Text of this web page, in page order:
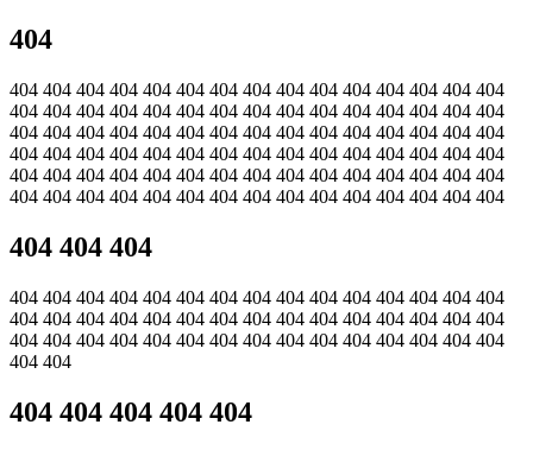
404
404 404 404 404 404 404 404 404 404 404 404 404 404 404 404
404 404 404 404 404 404 404 404 404 404 404 404 404 404 404
404 404 404 404 404 404 404 404 404 404 404 404 404 404 404
404 404 404 404 404 404 404 404 404 404 404 404 404 404 404
404 404 404 404 404 404 404 404 404 404 404 404 404 404 404
404 404 404 404 404 404 404 404 404 404 404 404 404 404 404
404 404 404
404 404 404 404 404 404 404 404 404 404 404 404 404 404 404
404 404 404 404 404 404 404 404 404 404 404 404 404 404 404
404 404 404 404 404 404 404 404 404 404 404 404 404 404 404
404 404
404 404 404 404 404